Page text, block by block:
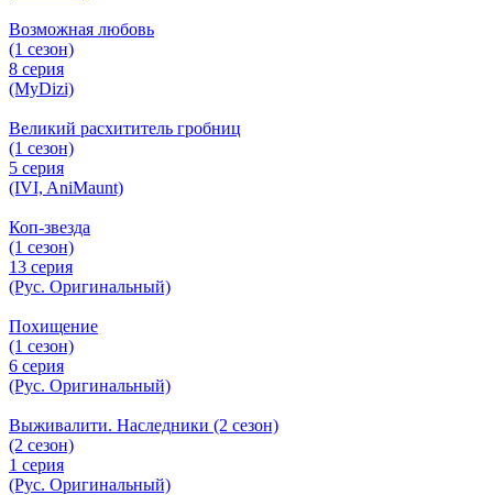
Возможная любовь
(1 сезон)
8 серия
(MyDizi)
Великий расхититель гробниц
(1 сезон)
5 серия
(IVI, AniMaunt)
Коп-звезда
(1 сезон)
13 серия
(Рус. Оригинальный)
Похищение
(1 сезон)
6 серия
(Рус. Оригинальный)
Выживалити. Наследники (2 сезон)
(2 сезон)
1 серия
(Рус. Оригинальный)